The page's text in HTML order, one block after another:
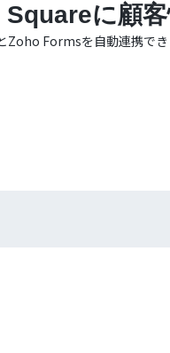
に顧
Zoho Formsを自動連携でき